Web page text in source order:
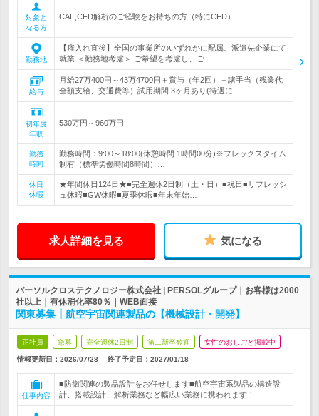
対象と
なる方
CAE,CFD解析のご経験をお持ちの方（特にCFD）
勤務地
【雇入れ直後】全国の事業所のいずれかに配属。派遣先企業にて
就業 ＜勤務地考慮＞ ご希望を考慮し、ご…
給与
月給27万400円～43万4700円＋賞与（年2回）＋諸手当（残業代
全額支給、交通費等）試用期間 3ヶ月あり(待遇に…
初年度
年収
530万円～960万円
勤務
時間
勤務時間：9:00～18:00(休憩時間 1時間00分)※フレックスタイム
制有（標準労働時間8時間）…
休日
休暇
★年間休日124日★■完全週休2日制（土・日）■祝日■リフレッシ
ュ休暇■GW休暇■夏季休暇■年末年始…
求人詳細を見る 気になる
パーソルクロステクノロジー株式会社 | PERSOLグループ｜お客様は2000
社以上｜有休消化率80％｜WEB面接
関東募集┃航空宇宙関連製品の【機械設計・開発】
正社員 急募 完全週休2日制 第二新卒歓迎 女性のおしごと掲載中
情報更新日：2026/07/28 終了予定日： 2027/01/18
仕事内容
■防衛関連の製品設計をお任せします■航空宇宙系製品の構造設
計、搭載設計、解析業務など幅広い業務に携われます！